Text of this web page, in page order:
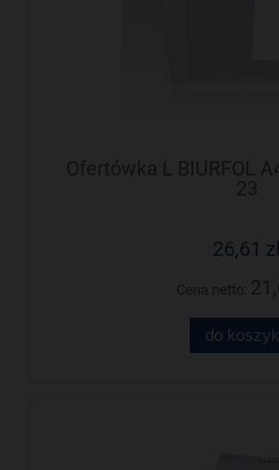
Ofertówka L BIURFOL
23
26,61 zł
do